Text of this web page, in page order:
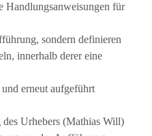
Handlungsanweisungen für
sondern definieren
innerhalb derer eine
erneut aufgeführt
Urhebers (Mathias Will)